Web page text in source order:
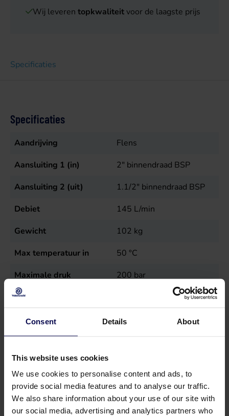
Consent Details About
This website uses cookies
We use cookies to personalise content and ads, to
provide social media features and to analyse our traffic.
We also share information about your use of our site with
our social media, advertising and analytics partners who
Wij leveren topkwaliteit voor de laagste prijs
Specificaties
Specificaties
Aandrijving
Flens
Aansluiting 1 (in)
2" binnendraad BSP
Aansluiting 2 (uit)
1.1/2" binnendraad BSP
Debiet
145 L/min
Gewicht
102 kg
Max temperatuur in
50 °C
Maximale druk
200 bar
Toerental
Type
KS 32
Vermogen